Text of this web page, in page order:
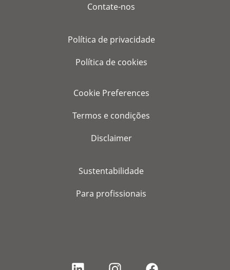
Contate-nos
Política de privacidade
Política de cookies
Cookie Preferences
Termos e condições
Disclaimer
Sustentabilidade
Para profissionais